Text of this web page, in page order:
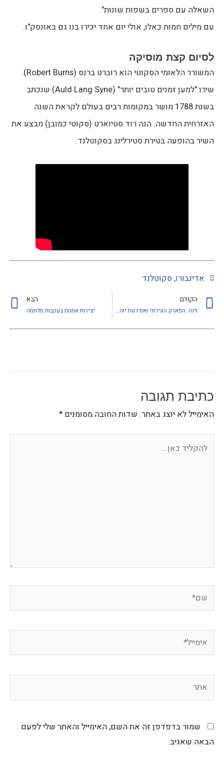
השאלה עם ספרים בשפות שונות".
עם מילים חמות כאלו, אולי יום אחד יכירו בנו גם באונסק"ו.
לסיום קצת מוסיקה
המשורר הלאומי הסקוטי הוא רוברט ברנס (Robert Burns).
שירו "למען זמנים טובים יותר" (Auld Lang Syne) שנכתב
בשנת 1788 מושר במקומות רבים בעולם לקראת השנה
האזרחית החדשה. הנה רוד סטיוארט (סקוטי כמובן) מבצע את
השיר בהופעה בטירת סטירלינג בסקוטלנד.
אדינבורו,סקוטלנד
הקודם
וינה: הפארק העירוני ואנדרטת יוהאן שטראוס
הבא
יצירות אמנות בעקבות מלחמה
כתיבת תגובה
האימייל לא יוצג באתר. שדות החובה מסומנים *
שמור בדפדפן זה את השם, האימייל והאתר שלי לפעם
הבאה שאגיב.